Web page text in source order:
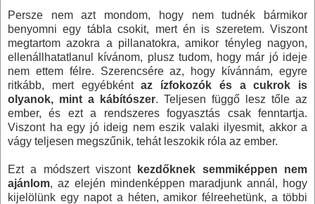
Persze nem azt mondom, hogy nem tudnék bármikor
benyomni egy tábla csokit, mert én is szeretem. Viszont
megtartom azokra a pillanatokra, amikor tényleg nagyon,
ellenállhatatlanul kívánom, plusz tudom, hogy már jó ideje
nem ettem félre. Szerencsére az, hogy kívánnám, egyre
ritkább, mert egyébkéntaz ízfokozók és a cukrok is
olyanok, mint a kábítószer. Teljesen függő lesz tőle az
ember, és ezt a rendszeres fogyasztás csak fenntartja.
Viszont ha egy jó ideig nem eszik valaki ilyesmit, akkor a
vágy teljesen megszűnik, tehát leszokik róla az ember.
Ezt a módszert viszont
kezdőknek semmiképpen nem
ajánlom, az elején mindenképpen maradjunk annál, hogy
kijelölünk egy napot a héten, amikor félreehetünk, a többi